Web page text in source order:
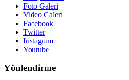
Foto Galeri
Video Galeri
Facebook
Twitter
Instagram
Youtube
Yönlendirme